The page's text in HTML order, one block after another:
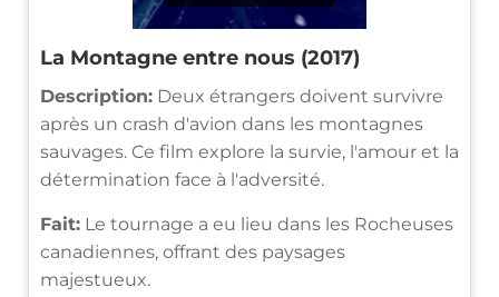
La Montagne entre nous (2017)
Description: Deux étrangers doivent survivre
après un crash d'avion dans les montagnes
sauvages. Ce film explore la survie, l'amour et la
détermination face à l'adversité.
Fait: Le tournage a eu lieu dans les Rocheuses
canadiennes, offrant des paysages
majestueux.